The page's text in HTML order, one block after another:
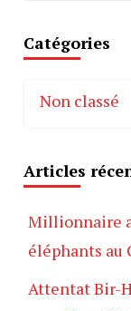
Catégories
Non classé
Articles
Millionnaire
éléphants au
Attentat Bir-